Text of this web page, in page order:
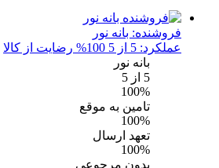
فروشنده: بانه نور
عملکرد: 5 از 5
100% رضایت از کالا
بانه نور
5 از 5
100%
تامین به موقع
100%
تعهد ارسال
100%
بدون مرجوعی